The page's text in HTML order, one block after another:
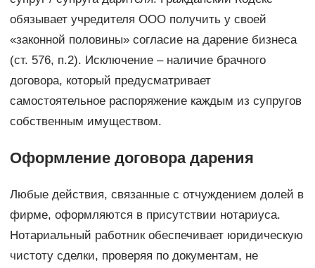
обязывает учредителя ООО получить у своей
«законной половины» согласие на дарение бизнеса
(ст. 576, п.2). Исключение – наличие брачного
договора, который предусматривает
самостоятельное распоряжение каждым из супругов
собственным имуществом.
Оформление договора дарения
Любые действия, связанные с отчуждением долей в
фирме, оформляются в присутствии нотариуса.
Нотариальный работник обеспечивает юридическую
чистоту сделки, проверяя по документам, не